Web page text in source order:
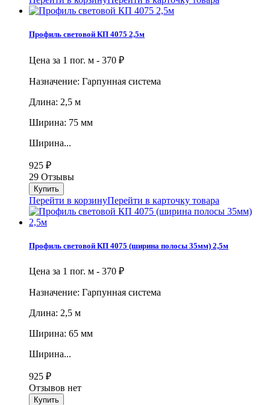
Профиль световой КП 4075 2,5м
Цена за 1 пог. м - 370 ₽
Назначение: Гарпунная система
Длина: 2,5 м
Ширина: 75 мм
Ширина...
925 ₽
29 Отзывы
Перейти в корзинуПерейти в карточку товара
Профиль световой КП 4075 (ширина полосы 35мм) 2,5м
Цена за 1 пог. м - 370 ₽
Назначение: Гарпунная система
Длина: 2,5 м
Ширина: 65 мм
Ширина...
925 ₽
Отзывов нет